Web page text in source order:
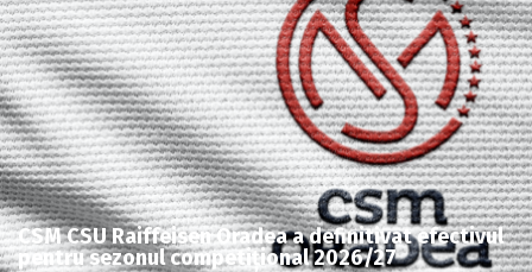
CSM CSU Raiffeisen Oradea a definitivat efectivul
pentru sezonul competițional 2026/27